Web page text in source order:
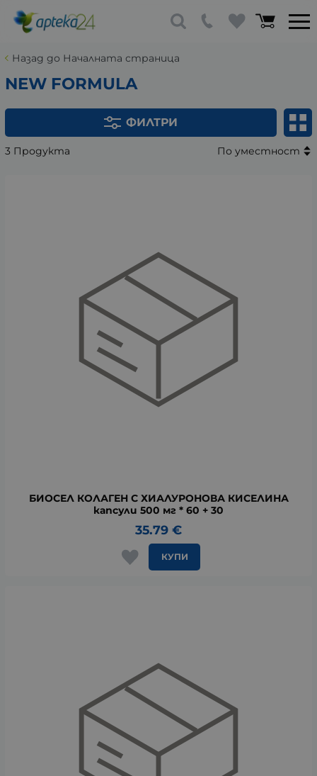
Назад до Началната страница
NEW FORMULA
ФИЛТРИ
3 Продукта По уместност
БИОСЕЛ КОЛАГЕН С ХИАЛУРОНОВА КИСЕЛИНА
капсули 500 мг * 60 + 30
35.79 €
КУПИ